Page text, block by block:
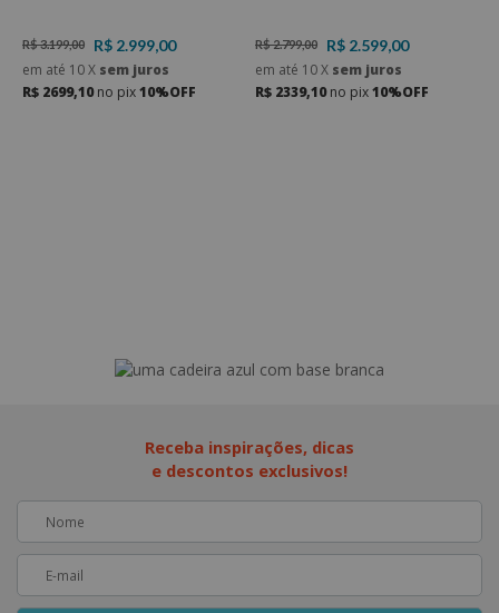
R$ 3.199,00
R$ 2.999,00
em até 10X sem juros
R$ 2699,10no pix10%OFF
R$ 2.799,00
R$ 2.599,00
em até 10X sem juros
R$ 2339,10no pix10%OFF
Receba inspirações, dicas
e descontos exclusivos!